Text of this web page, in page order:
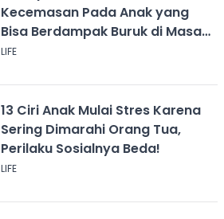
Kecemasan Pada Anak yang
Bisa Berdampak Buruk di Masa
Depan
LIFE
13 Ciri Anak Mulai Stres Karena
Sering Dimarahi Orang Tua,
Perilaku Sosialnya Beda!
LIFE